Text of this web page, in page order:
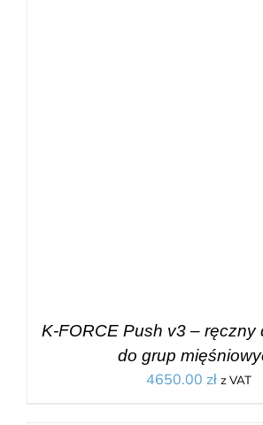
K-FORCE Push v3 – ręczny
do grup
4650.00 zł z VAT